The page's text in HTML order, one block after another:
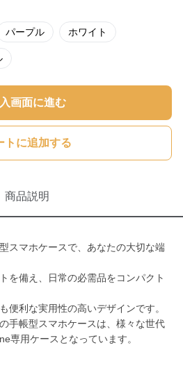
パープル ホワイト
画面に進む
トに追加する
商品説明
スマホケースで、あなたの大切な端
を備え、日常の必需品をコンパクト
便利な実用性の高いデザインです。
手帳型スマホケースは、様々な世代
専用ケースとなっています。